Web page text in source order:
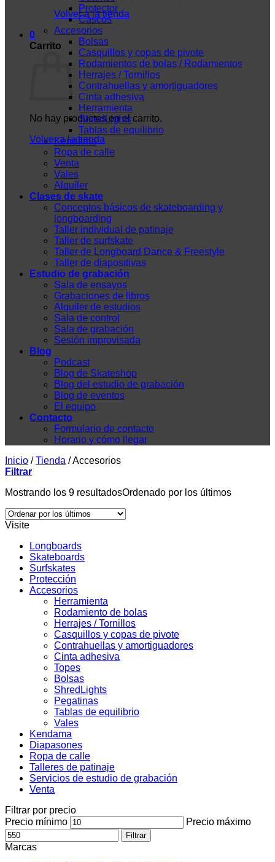
Volver a la tienda
0
Carrito
No hay productos en el carrito.
Volver a la tienda
Protector
Cascos
Accesorios
Bolsas
Casquillos y copas de pivote
Rodamientos de bolas / Rodamientos
Herrajes / Tornillos
Contrahuellas y amortiguadores
Cinta adhesiva
Herramienta
ShredLights
Tablas de equilibrio
Kendama
Ropa de calle
Venta
Vales
Alquiler
Clases de skate
Conceptos básicos de skateboarding y
longboarding
Taller individual de patinaje
Taller de surfskate
Taller de Longboard Dance & Freestyle
Taller de diapositivas
Estudio de grabación
Sala de ensayos
Grabaciones de libros
Alquiler de estudios
Sala de control
Sala de grabación
Sesión improvisada
Blog
Podcast
Blog de Skateshop
Blog del estudio de grabación
Blog de eventos
El equipo
Contacto
Formulario de contacto
Horario y cómo llegar
Inicio / Tienda /Accesorios
Filtrar
Mostrando los 9 resultadosOrdenado por los últimos
Visite
Longboards
Skateboards
Surfskates
Protección
Accesorios
Herramienta
Rodamiento de bolas
Herrajes / Tornillos
Casquillos y copas de pivote
Contrahuellas y amortiguadores
Cinta adhesiva
Topes
Bolsas
ShredLights
Pegatinas
Tablas de equilibrio
Vales
Kendama
Diapasones
Ropa de calle
Talleres de patinaje
Servicios de estudio de grabación
Venta
Filtrar por precio
Precio mínimo
Precio máximo
Filtrar
Marcas